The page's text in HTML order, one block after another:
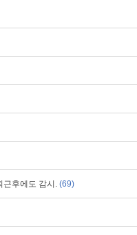
근후에도 감시. (69)